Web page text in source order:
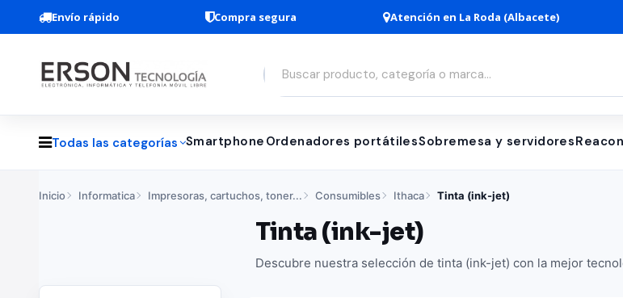
Envío rápido Compra segura Atención en La Roda (Albacete)
Todas las categorías Smartphone Ordenadores portátilesSobremesa y servidores
Inicio Informatica Impresoras, cartuchos, toner... Consumibles Ithaca Tinta (ink-jet)
Tinta (ink-jet)
Descubre nuestra selección de tinta (ink-jet) con la mejor